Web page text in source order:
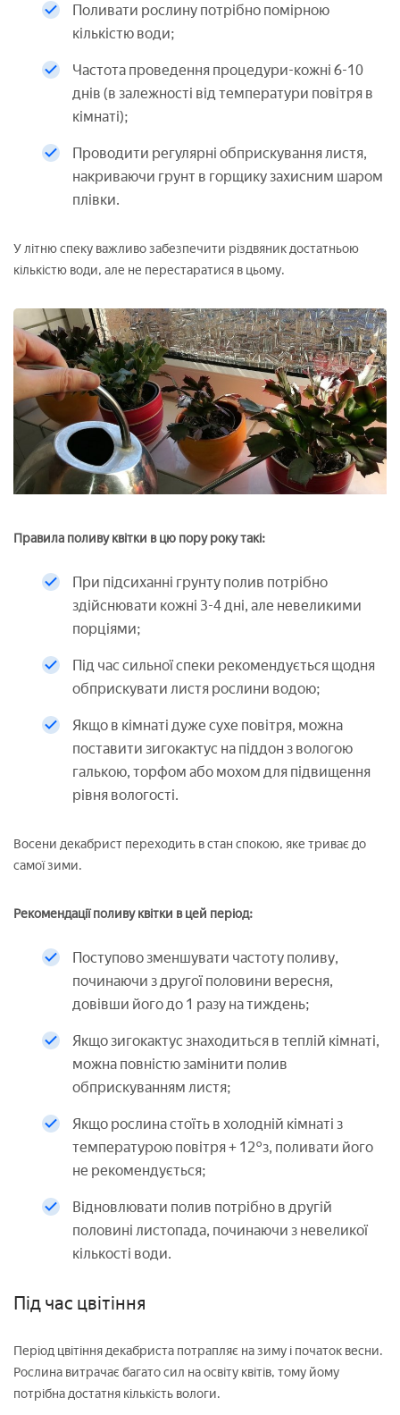
Поливати рослину потрібно помірною
кількістю води;
Частота проведення процедури-кожні 6-10
днів (в залежності від температури повітря в
кімнаті);
Проводити регулярні обприскування листя,
накриваючи грунт в горщику захисним шаром
плівки.
У літню спеку важливо забезпечити різдвяник достатньою
кількістю води, але не перестаратися в цьому.
Правила поливу квітки в цю пору року такі:
При підсиханні грунту полив потрібно
здійснювати кожні 3-4 дні, але невеликими
порціями;
Під час сильної спеки рекомендується щодня
обприскувати листя рослини водою;
Якщо в кімнаті дуже сухе повітря, можна
поставити зигокактус на піддон з вологою
галькою, торфом або мохом для підвищення
рівня вологості.
Восени декабрист переходить в стан спокою, яке триває до
самої зими.
Рекомендації поливу квітки в цей період:
Поступово зменшувати частоту поливу,
починаючи з другої половини вересня,
довівши його до 1 разу на тиждень;
Якщо зигокактус знаходиться в теплій кімнаті,
можна повністю замінити полив
обприскуванням листя;
Якщо рослина стоїть в холодній кімнаті з
температурою повітря + 12°з, поливати його
не рекомендується;
Відновлювати полив потрібно в другій
половині листопада, починаючи з невеликої
кількості води.
Під час цвітіння
Період цвітіння декабриста потрапляє на зиму і початок весни.
Рослина витрачає багато сил на освіту квітів, тому йому
потрібна достатня кількість вологи.